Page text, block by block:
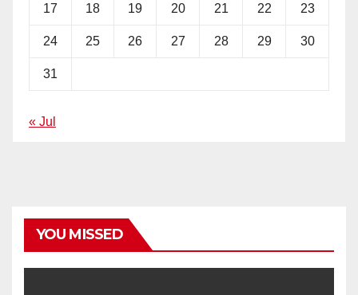
17 18 19 20 21 22 23
24 25 26 27 28 29 30
31
« Jul
YOU MISSED